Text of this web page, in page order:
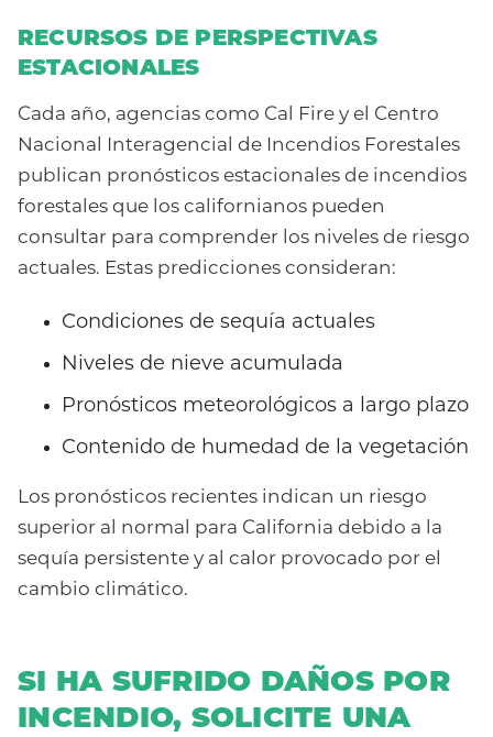
RECURSOS DE PERSPECTIVAS
ESTACIONALES
Cada año, agencias como Cal Fire y el Centro
Nacional Interagencial de Incendios Forestales
publican pronósticos estacionales de incendios
forestales que los californianos pueden
consultar para comprender los niveles de riesgo
actuales. Estas predicciones consideran:
Condiciones de sequía actuales
Niveles de nieve acumulada
Pronósticos meteorológicos a largo plazo
Contenido de humedad de la vegetación
Los pronósticos recientes indican un riesgo
superior al normal para California debido a la
sequía persistente y al calor provocado por el
cambio climático.
SI HA SUFRIDO DAÑOS POR
INCENDIO, SOLICITE UNA